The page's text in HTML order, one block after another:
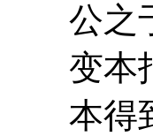
公之
变本
本得